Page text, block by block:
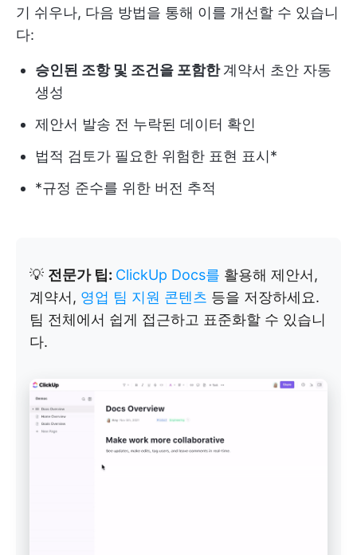
기 쉬우나, 다음 방법을 통해 이를 개선할 수 있습니
다:
승인된 조항 및 조건을 포함한계약서 초안 자동
생성
제안서 발송 전 누락된 데이터 확인
법적 검토가 필요한 위험한 표현 표시*
*규정 준수를 위한 버전 추적
💡 전문가 팁: ClickUp Docs를 활용해 제안서,
계약서, 영업 팀 지원 콘텐츠 등을 저장하세요.
팀 전체에서 쉽게 접근하고 표준화할 수 있습니
다.